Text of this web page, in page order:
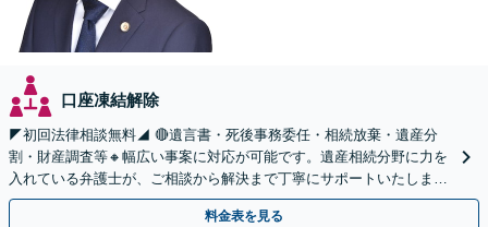
口座凍結解除
◤初回法律相談無料◢ 🔴遺言書・死後事務委任・相続放棄・遺産分
割・財産調査等🔸幅広い事案に対応が可能です。遺産相続分野に力を
入れている弁護士が、ご相談から解決まで丁寧にサポートいたしま
す。まずはじっくりとお話ししてください。
料金表を見る